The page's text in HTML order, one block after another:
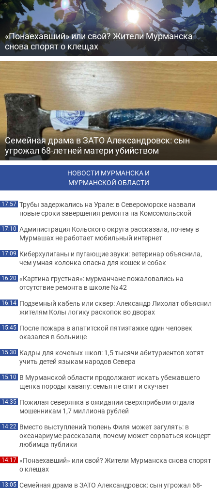
«Понаехавший» или свой? Жители Мурманска
снова спорят о клещах
Семейная драма в ЗАТО Александровск: сын
угрожал 68-летней матери убийством
НОВОСТИ МУРМАНСКА И
МУРМАНСКОЙ ОБЛАСТИ
17:57 Трубы задержались на Урале: в Североморске назвали
новые сроки завершения ремонта на Комсомольской
17:10 Администрация Кольского округа рассказала, почему в
Мурмашах не работает мобильный интернет
17:09 Киберхулиганы и пугающие звуки: ветеринар объяснила,
чем умная колонка опасна для кошек и собак
16:20 «Картина грустная»: мурманчане пожаловались на
отсутствие ремонта в школе № 42
16:14 Подземный кабель или сквер: Александр Лихолат объяснил
жителям Колы логику раскопок во дворах
15:45 После пожара в апатитской пятиэтажке один человек
оказался в больнице
15:30 Кадры для кочевых школ: 1,5 тысячи абитуриентов хотят
учить детей языкам народов Севера
15:10 В Мурманской области продолжают искать убежавшего
щенка породы кавапу: семья не спит и скучает
14:35 Пожилая северянка в ожидании сверхприбыли отдала
мошенникам 1,7 миллиона рублей
14:22 Вместо выступлений тюлень Филя может загулять: в
океанариуме рассказали, почему может сорваться концерт
любимца публики
14:17 «Понаехавший» или свой? Жители Мурманска снова спорят
о клещах
13:05 Семейная драма в ЗАТО Александровск: сын угрожал 68-